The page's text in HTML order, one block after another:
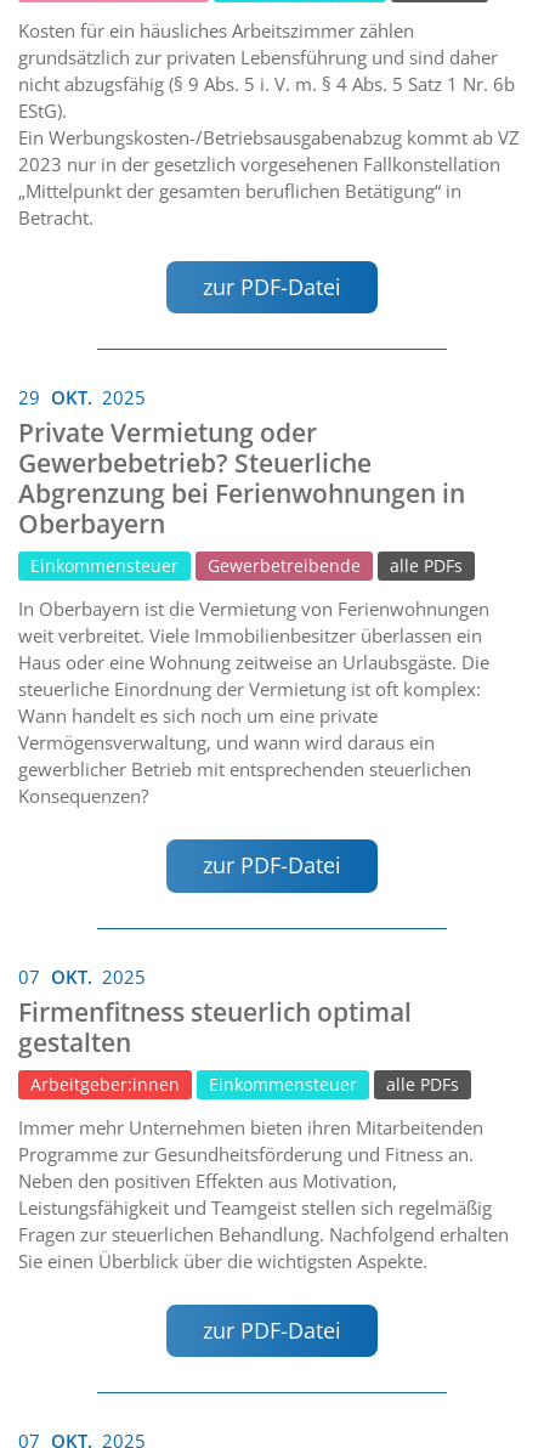
Kosten für ein häusliches Arbeitszimmer zählen
grundsätzlich zur privaten Lebensführung und sind daher
nicht abzugsfähig (§ 9 Abs. 5 i. V. m. § 4 Abs. 5 Satz 1 Nr. 6b
EStG).
Ein Werbungskosten-/Betriebsausgabenabzug kommt ab VZ
2023 nur in der gesetzlich vorgesehenen Fallkonstellation
„Mittelpunkt der gesamten beruflichen Betätigung“ in
Betracht.
zur PDF-Datei
29 OKT. 2025
Private Vermietung oder
Gewerbebetrieb? Steuerliche
Abgrenzung bei Ferienwohnungen in
Oberbayern
Einkommensteuer Gewerbetreibende alle PDFs
In Oberbayern ist die Vermietung von Ferienwohnungen
weit verbreitet. Viele Immobilienbesitzer überlassen ein
Haus oder eine Wohnung zeitweise an Urlaubsgäste. Die
steuerliche Einordnung der Vermietung ist oft komplex:
Wann handelt es sich noch um eine private
Vermögensverwaltung, und wann wird daraus ein
gewerblicher Betrieb mit entsprechenden steuerlichen
Konsequenzen?
zur PDF-Datei
07 OKT. 2025
Firmenfitness steuerlich optimal
gestalten
Arbeitgeber:innen Einkommensteuer alle PDFs
Immer mehr Unternehmen bieten ihren Mitarbeitenden
Programme zur Gesundheitsförderung und Fitness an.
Neben den positiven Effekten aus Motivation,
Leistungsfähigkeit und Teamgeist stellen sich regelmäßig
Fragen zur steuerlichen Behandlung. Nachfolgend erhalten
Sie einen Überblick über die wichtigsten Aspekte.
zur PDF-Datei
07 OKT. 2025